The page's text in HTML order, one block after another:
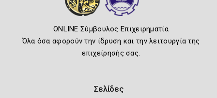
ONLINE Σύμβουλος Επιχειρηματία
Όλα όσα αφορούν την ίδρυση και την λειτουργία της
επιχείρησής σας.
Σελίδες